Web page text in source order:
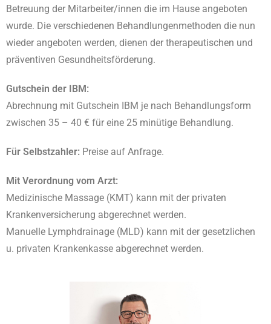
Betreuung der Mitarbeiter/innen die im Hause angeboten
wurde. Die verschiedenen Behandlungenmethoden die nun
wieder angeboten werden, dienen der therapeutischen und
präventiven Gesundheitsförderung.
Gutschein der IBM:
Abrechnung mit Gutschein IBM je nach Behandlungsform
zwischen 35 – 40 € für eine 25 minütige Behandlung.
Für Selbstzahler: Preise auf Anfrage.
Mit Verordnung vom Arzt:
Medizinische Massage (KMT) kann mit der privaten
Krankenversicherung abgerechnet werden.
Manuelle Lymphdrainage (MLD) kann mit der gesetzlichen
u. privaten Krankenkasse abgerechnet werden.